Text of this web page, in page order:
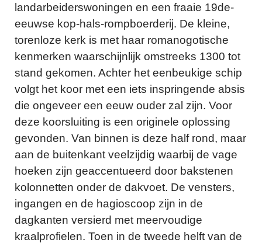
landarbeiderswoningen en een fraaie 19de-
eeuwse kop-hals-rompboerderij. De kleine,
torenloze kerk is met haar romanogotische
kenmerken waarschijnlijk omstreeks 1300 tot
stand gekomen. Achter het eenbeukige schip
volgt het koor met een iets inspringende absis
die ongeveer een eeuw ouder zal zijn. Voor
deze koorsluiting is een originele oplossing
gevonden. Van binnen is deze half rond, maar
aan de buitenkant veelzijdig waarbij de vage
hoeken zijn geaccentueerd door bakstenen
kolonnetten onder de dakvoet. De vensters,
ingangen en de hagioscoop zijn in de
dagkanten versierd met meervoudige
kraalprofielen. Toen in de tweede helft van de